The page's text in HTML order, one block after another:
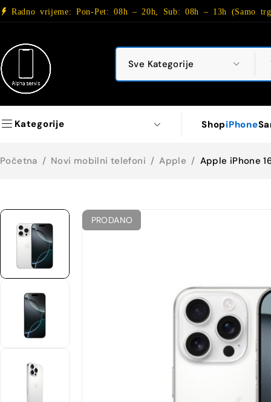
Radno vrijeme: Pon-Pet: 08h – 20h, Sub: 08h – 13h (Samo
Kategorije ShopiPhone
Početna / Novi mobilni telefoni / Apple / Apple iPhone
PRODANO